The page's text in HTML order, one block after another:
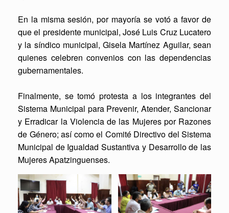
En la misma sesión, por mayoría se votó a favor de
que el presidente municipal, José Luis Cruz Lucatero
y la síndico municipal, Gisela Martínez Aguilar, sean
quienes celebren convenios con las dependencias
gubernamentales.
Finalmente, se tomó protesta a los integrantes del
Sistema Municipal para Prevenir, Atender, Sancionar
y Erradicar la Violencia de las Mujeres por Razones
de Género; así como el Comité Directivo del Sistema
Municipal de Igualdad Sustantiva y Desarrollo de las
Mujeres Apatzinguenses.